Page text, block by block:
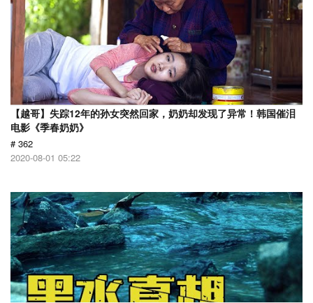
【越哥】失踪12年的孙女突然回家，奶奶却发现了异常！韩国催泪
电影《季春奶奶》
# 362
2020-08-01 05:22